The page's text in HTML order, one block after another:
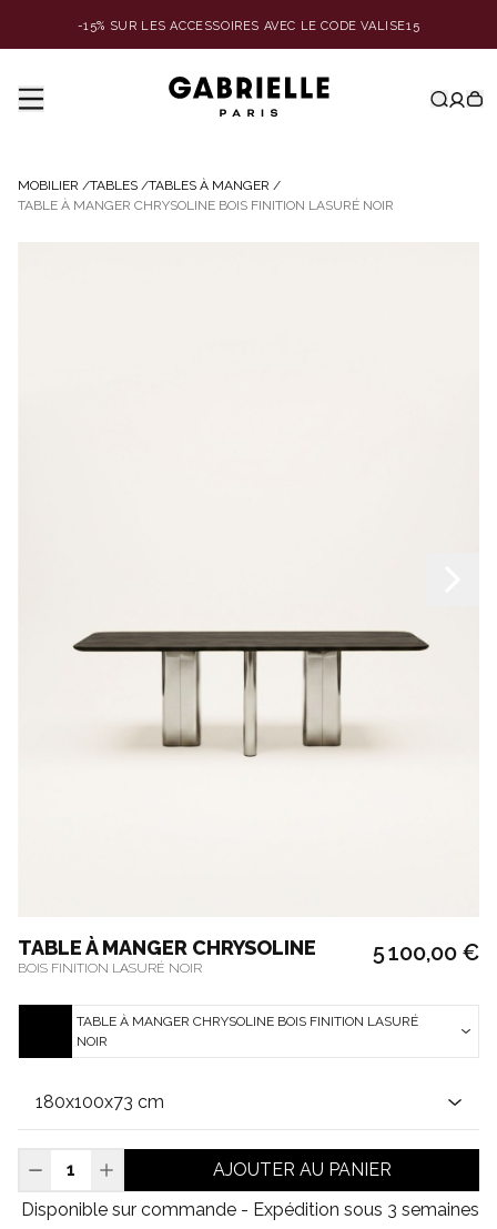
-15% SUR LES ACCESSOIRES AVEC LE CODE VALISE15
MOBILIER /TABLES /TABLES À MANGER /
TABLE À MANGER CHRYSOLINE BOIS FINITION LASURÉ NOIR
TABLE À MANGER CHRYSOLINE
BOIS FINITION LASURÉ NOIR
5 100,00 €
TABLE À MANGER CHRYSOLINE BOIS FINITION LASURÉ
NOIR
AJOUTER AU PANIER
Disponible sur commande - Expédition sous 3 semaines